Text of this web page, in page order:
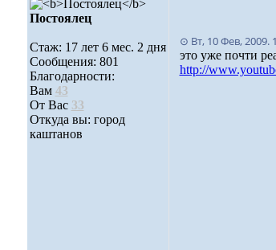
Постоялец
Стаж: 17 лет 6 мес. 2 дня
Сообщения: 801
Благодарности:
Вам 43
От Вас 33
Откуда вы: город
каштанов
⊙ Вт, 10 Фев, 2009.
это уже почти
http://